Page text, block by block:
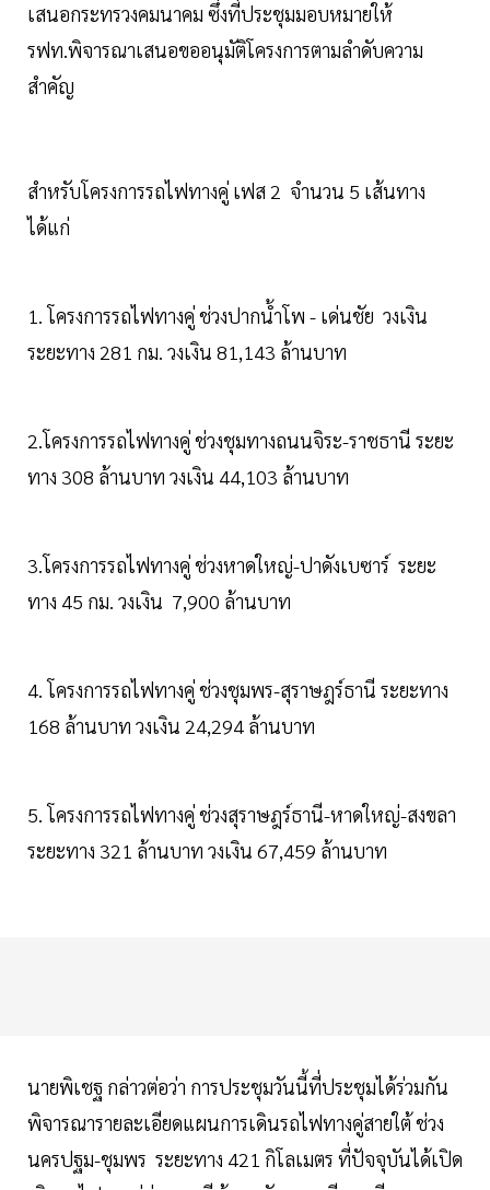
เสนอกระทรวงคมนาคม ซึ่งที่ประชุมมอบหมายให้
รฟท.พิจารณาเสนอขออนุมัติโครงการตามลำดับความ
สำคัญ
สำหรับโครงการรถไฟทางคู่ เฟส 2 จำนวน 5 เส้นทาง
ได้แก่
1. โครงการรถไฟทางคู่ ช่วงปากน้ำโพ - เด่นชัย วงเงิน
ระยะทาง 281 กม. วงเงิน 81,143 ล้านบาท
2.โครงการรถไฟทางคู่ ช่วงชุมทางถนนจิระ-ราชธานี ระยะ
ทาง 308 ล้านบาท วงเงิน 44,103 ล้านบาท
3.โครงการรถไฟทางคู่ ช่วงหาดใหญ่-ปาดังเบซาร์ ระยะ
ทาง 45 กม. วงเงิน 7,900 ล้านบาท
4. โครงการรถไฟทางคู่ ช่วงชุมพร-สุราษฎร์ธานี ระยะทาง
168 ล้านบาท วงเงิน 24,294 ล้านบาท
5. โครงการรถไฟทางคู่ ช่วงสุราษฎร์ธานี-หาดใหญ่-สงขลา
ระยะทาง 321 ล้านบาท วงเงิน 67,459 ล้านบาท
นายพิเชฐ กล่าวต่อว่า การประชุมวันนี้ที่ประชุมได้ร่วมกัน
พิจารณารายละเอียดแผนการเดินรถไฟทางคู่สายใต้ ช่วง
นครปฐม-ชุมพร ระยะทาง 421 กิโลเมตร ที่ปัจจุบันได้เปิด